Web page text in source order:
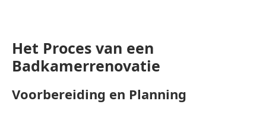
Het Proces van een
Badkamerrenovatie
Voorbereiding en Planning